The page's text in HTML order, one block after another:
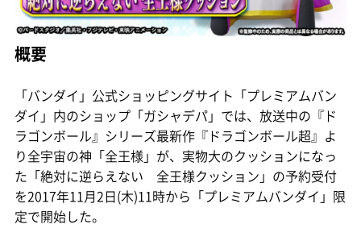
概要
「バンダイ」公式ショッピングサイト「プレミアムバン
ダイ」内のショップ「ガシャデパ」では、放送中の『ド
ラゴンボール』シリーズ最新作『ドラゴンボール超』よ
り全宇宙の神「全王様」が、実物大のクッションになっ
た「絶対に逆らえない 全王様クッション」の予約受付
を2017年11月2日(木)11時から「プレミアムバンダイ」限
定で開始した。